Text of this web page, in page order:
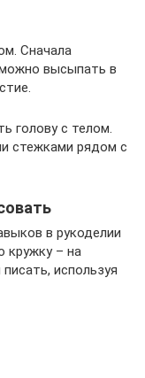
Сначала
высыпать в
голову с телом.
стежками рядом с
в рукоделии
кружку – на
используя